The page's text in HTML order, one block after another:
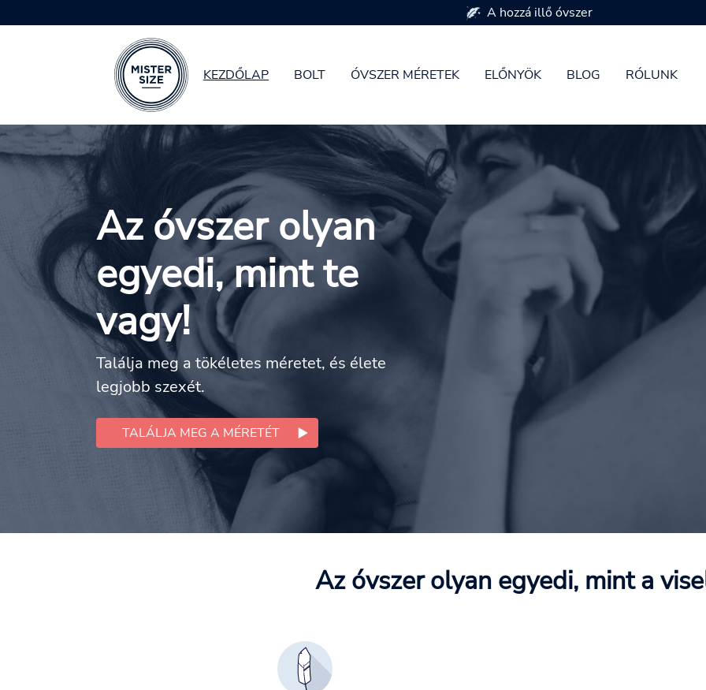
Skip to main content
KEZDŐLAP BOLT ÓVSZER MÉRETEK ELŐNYÖK BLOG RÓLUNK
7 óvszer méretben kapható
Az óvszer olyan
egyedi, mint te
vagy!
Találja meg a tökéletes méretet, és élete
legjobb szexét.
TALÁLJA MEG A MÉRETÉT
Az óvszer olyan egyedi, mint a